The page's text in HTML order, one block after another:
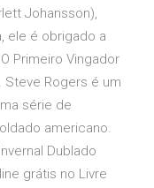
Johansson),
ele é obrigado a
Primeiro Vingador
Steve Rogers é um
série de
americano.
Dublado
grátis no Livre